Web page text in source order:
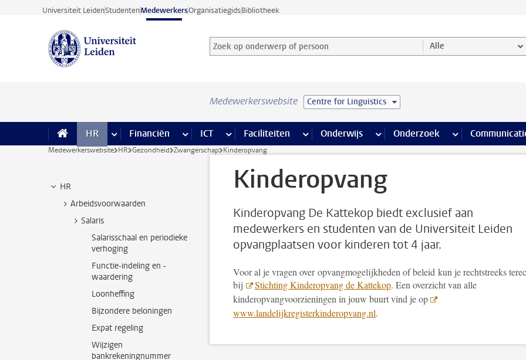
Ga direct naar de inhoud
Universiteit LeidenStudentenMedewerkersOrganisatiegidsBibliotheek
Zoek op onderwerp of persoon en selecteer categorie
Zoekterm Alle
Medewerkerswebsite Centre for Linguistics
HR meer HR pagina’s
Financiën meer Financiën pagina’s
ICT meer ICT pagina’s
Faciliteiten meer Faciliteiten pagina’s
Onderwijs meer Onderwijs pagina’s
Onderzoek meer Onderzoek
Medewerkerswebsite HR Gezondheid Zwangerschap Kinderopvang
HR
Arbeidsvoorwaarden
Salaris
Salarisschaal en periodieke
verhoging
Functie-indeling en -
waardering
Loonheffing
Bijzondere beloningen
Expat regeling
Wijzigen
bankrekeningnummer
Kinderopvang
Kinderopvang De Kattekop biedt exclusief aan
medewerkers en studenten van de Universiteit Leiden
opvangplaatsen voor kinderen tot 4 jaar.
Voor al je vragen over opvangmogelijkheden of beleid kun je rechtstreeks
bij
Stichting Kinderopvang de Kattekop. Een overzicht van alle
kinderopvangvoorzieningen in jouw buurt vind je op
www.landelijkregisterkinderopvang.nl.